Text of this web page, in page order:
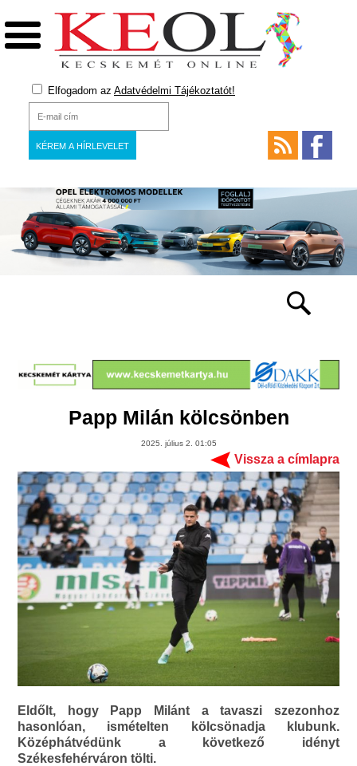
Elfogadom az Adatvédelmi Tájékoztatót!
Papp Milán kölcsönben
2025. július 2. 01:05
Vissza a címlapra
Eldőlt, hogy Papp Milánt a tavaszi szezonhoz
hasonlóan, ismételten kölcsönadja klubunk.
Középhátvédünk a következő idényt
Székesfehérváron tölti.